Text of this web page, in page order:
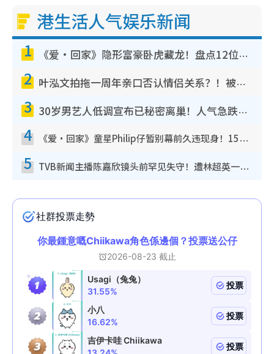
港生活人气娱乐新闻
1 《爱·回家》隐形富豪卧虎藏龙！盘点12位财气逼人的有钱艺人：这位美女3亿身家不愁做
2 叶泓文拍拖一周年亲口否认情侣关系？！被质疑感情造假竟称GM“普通同事”
3 30岁男艺人低调宣布已秘密离巢！人气急跌变失踪人口：“这几年过得并不容易”
4 《爱·回家》童星Philip仔暂别幕前久违现身！15岁近况暴风成长长高变帅气少年
5 TVB新闻主播陈嘉欣镜头前罕见失守！遭林超英一句话突袭吓坏当场大笑